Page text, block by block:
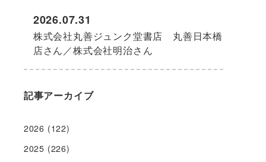
株式会社丸善ジュンク堂書店 丸善日本橋
店さん／株式会社明治さん
2026.07.31
記事アーカイブ
2026 (122)
2025 (226)